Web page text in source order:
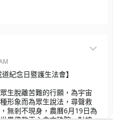
紀念日暨護生法會】
生脫離苦難的行願，為宇宙
形象而為眾生說法，尋聲救
無剎不現身，農曆6月19日為
界佛教正心會文殊院、財神